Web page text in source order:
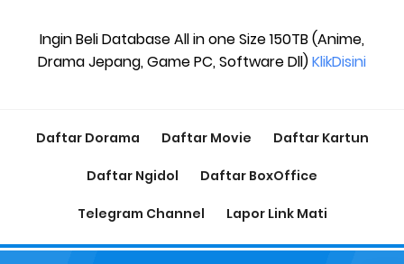
Ingin Beli Database All in one Size 150TB (Anime,
Drama Jepang, Game PC, Software Dll)KlikDisini
Daftar Dorama Daftar Movie Daftar Kartun
Daftar Ngidol Daftar BoxOffice
Telegram Channel Lapor Link Mati